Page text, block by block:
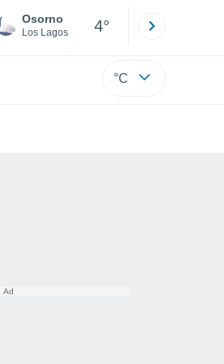
Osorno
Los Lagos 4°
°C